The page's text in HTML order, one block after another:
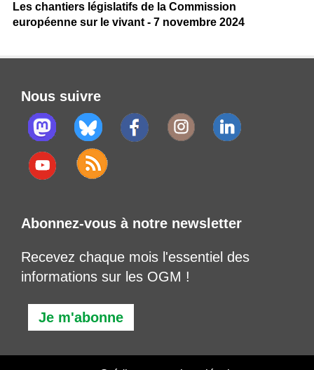
Les chantiers législatifs de la Commission
européenne sur le vivant - 7 novembre 2024
Nous suivre
Abonnez-vous à notre newsletter
Recevez chaque mois l'essentiel des
informations sur les OGM !
Je m'abonne